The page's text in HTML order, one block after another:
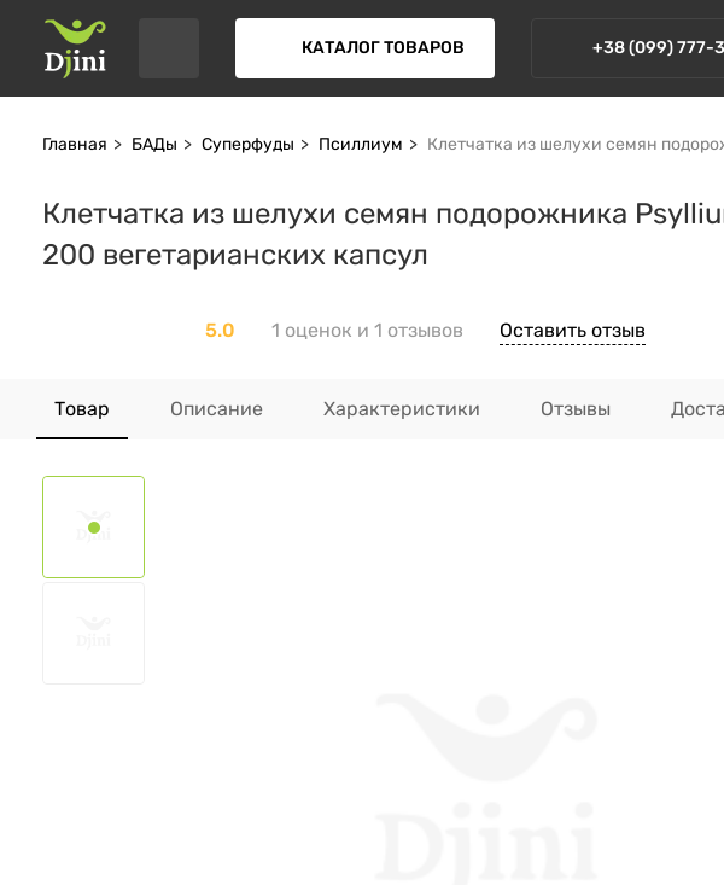
КАТАЛОГ ТОВАРОВ +38 (099) 777-
Главная БАДы Суперфуды Псиллиум Клетчатка из шелухи семян
Клетчатка из шелухи семян подорожника
200 вегетарианских капсул
5.0 1 оценок и 1 отзывов Оставить отзыв
Товар Описание Характеристики Отзывы